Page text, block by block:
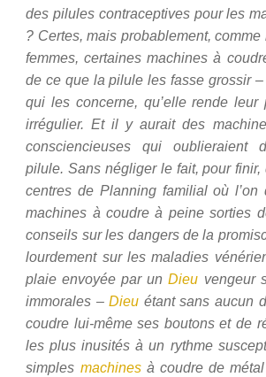
des pilules contraceptives pour les
? Certes, mais probablement, comme
femmes, certaines machines à
de ce que la pilule les fasse grossir
qui les concerne, qu’elle rende leur
irrégulier. Et il y aurait des
consciencieuses qui oublieraient
pilule. Sans négliger le fait, pour finir,
centres de Planning familial où l’on
machines à coudre à peine sorties
conseils sur les dangers de la
lourdement sur les maladies
plaie envoyée par unDieu vengeur
immorales –Dieu étant sans aucun
coudre lui-même ses boutons et de
les plus inusités à un rythme
simples machinesà coudre de